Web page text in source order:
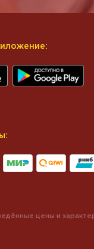
цены и